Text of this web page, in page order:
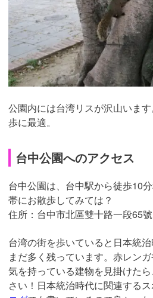
公園内には台湾リスが沢山いま
歩に最適。
台中公園へのアクセス
台中公園は、台中駅から徒歩10
帯にお散歩してみては？
住所：台中市北區雙十路一段65
台湾の街を歩いていると日本統
まだ多く残っています。赤レン
気を持っている建物を見掛けた
さい！日本統治時代に関連する